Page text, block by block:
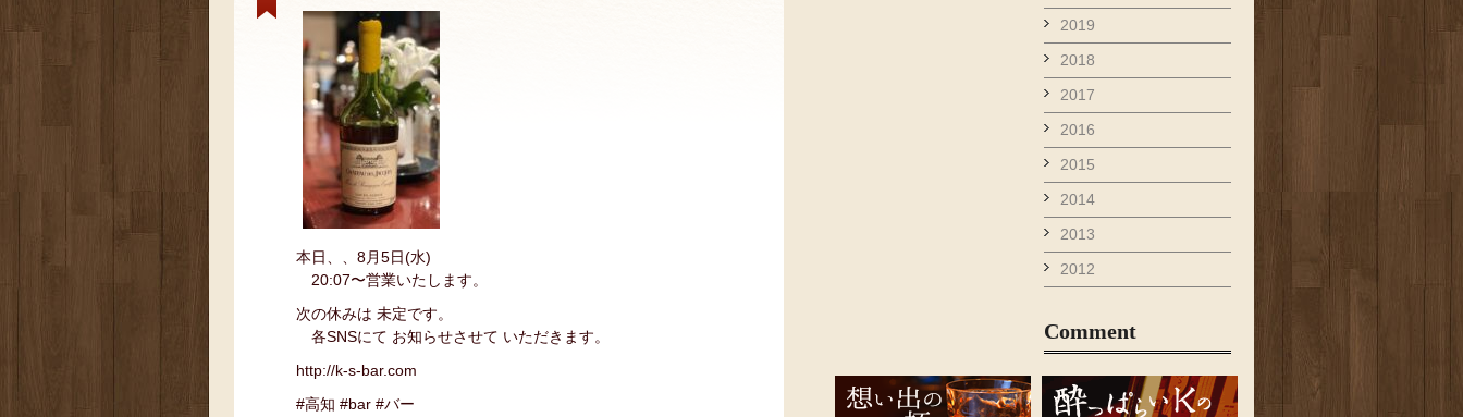
本日、、8月5日(水)
20:07〜営業いたします。
次の休みは 未定です。
各SNSにて お知らせさせて いただきます。
http://k-s-bar.com
#高知 #bar #バー
2019
2018
2017
2016
2015
2014
2013
2012
Comment